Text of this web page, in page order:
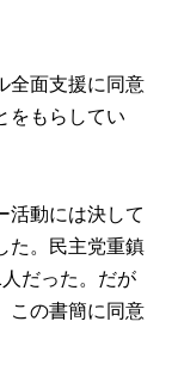
全面支援に同意
をもらしてい
活動には決して
た。民主党重鎮
人だった。だが
この書簡に同意